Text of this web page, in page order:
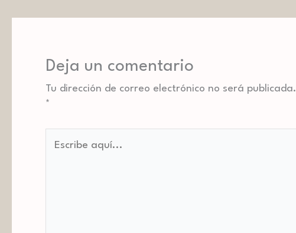
Deja un comentario
Tu dirección de correo electrónico no será publicada.
*
aquí...